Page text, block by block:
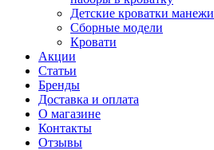
Детские кроватки манежи
Сборные модели
Кровати
Акции
Статьи
Бренды
Доставка и оплата
О магазине
Контакты
Отзывы